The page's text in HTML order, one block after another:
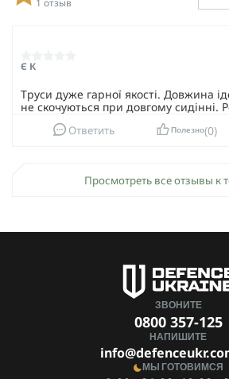
1 отзыв
Є К
Труси дуже гарної якості. Довжина
не скочуються при довгому сидінні.
Ответить Полезно 0
Просмотреть все отзывы к
ЗВОНИТЕ
0800 357-125
НАПИШИТЕ
МЫ ГОТОВИМСЯ